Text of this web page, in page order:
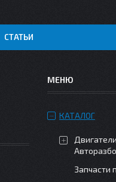
СТАТЬИ
КАТАЛОГ
Запчасти